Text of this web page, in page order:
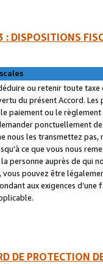
: DISPOSITIONS
ou retenir toute
du présent Accord.
paiement ou le
ponctuellement
nous les transmettez
ce que vous nous
la personne auprès de qui
vous pouvez être
aux exigences
DE PROTECTION